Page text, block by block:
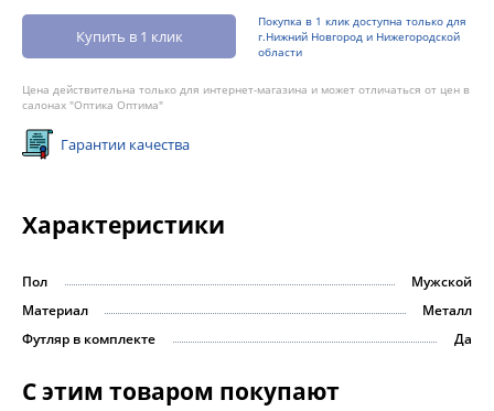
Купить в 1 клик
Покупка в 1 клик доступна только для
г.Нижний Новгород и Нижегородской
области
Цена действительна только для интернет-магазина и может отличаться от цен в
салонах "Оптика Оптима"
Гарантии качества
Характеристики
Пол
Мужской
Материал
Металл
Футляр в комплекте
Да
С этим товаром покупают